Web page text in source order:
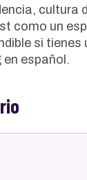
cultura
como un
si
español.